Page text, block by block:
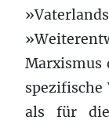
Marxismus
spezifische
als für die